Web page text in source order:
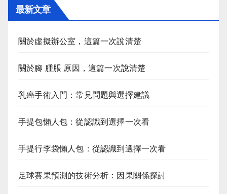
最新文章
關於虛擬辦公室，這篇一次說清楚
關於腳 腫脹 原因，這篇一次說清楚
乳癌手術入門：常見問題與選擇建議
手提包懶人包：從認識到選擇一次看
手提行李袋懶人包：從認識到選擇一次看
足球賽果預測的技術分析：因果關係探討